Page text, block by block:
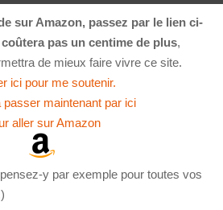
sur Amazon, passez par le lien ci-
pas un centime de plus,
de mieux faire vivre ce site.
ici pour me soutenir.
passer maintenant par ici
aller sur Amazon
y par exemple pour toutes vos